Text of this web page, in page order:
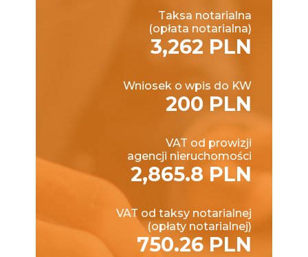
Taksa notarialna
(opłata notarialna)
3,262 PLN
Wniosek o wpis do KW
200 PLN
VAT od prowizji
agencji nieruchomości
2,865.8 PLN
VAT od taksy notarialnej
(opłaty notarialnej)
750.26 PLN